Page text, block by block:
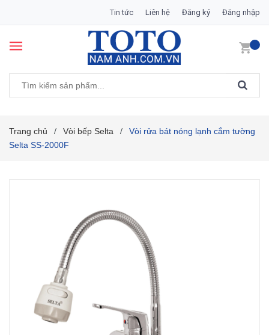
Tin tức Liên hệ Đăng ký Đăng nhập
Trang chủ / Vòi bếp Selta /
Vòi rửa bát nóng lạnh cắm tường
Selta SS-2000F